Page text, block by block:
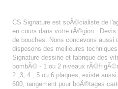
CS Signature est spÃ©cialiste de
en cours dans votre rÃ©gion .
de bouches. Nons concevons
disposons des meilleures
Signature dessine et fabrique des
bombÃ© - 1 ou 2 niveaux
2 ,3, 4 , 5 ou 6 plaques, existe
600, rangement pour boÃ®tages